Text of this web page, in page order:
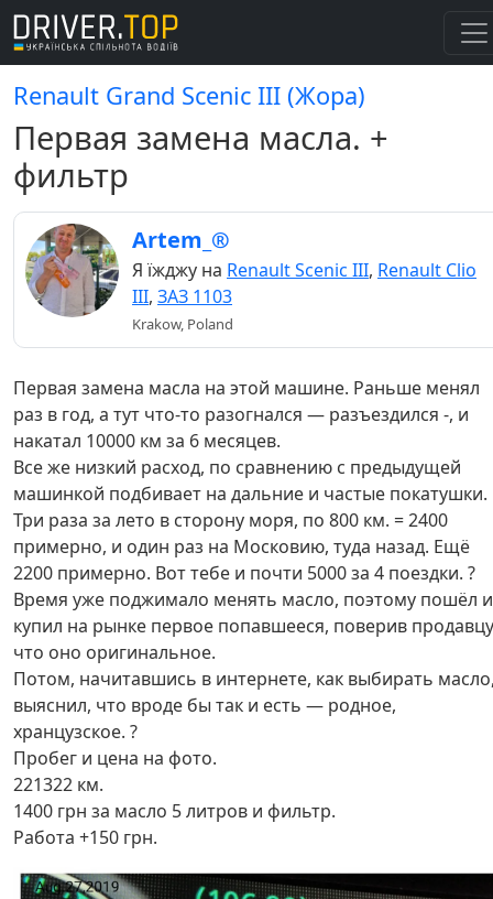
Renault Grand Scenic III (Жора)
Первая замена масла. +
фильтр
Artem_®
Я їжджу на Renault Scenic III, Renault Clio
III, ЗАЗ 1103
Krakow, Poland
Первая замена масла на этой машине. Раньше менял
раз в год, а тут что-то разогнался — разъездился -, и
накатал 10000 км за 6 месяцев.
Все же низкий расход, по сравнению с предыдущей
машинкой подбивает на дальние и частые покатушки.
Три раза за лето в сторону моря, по 800 км. = 2400
примерно, и один раз на Московию, туда назад. Ещё
2200 примерно. Вот тебе и почти 5000 за 4 поездки. ?
Время уже поджимало менять масло, поэтому пошёл и
купил на рынке первое попавшееся, поверив
что оно оригинальное.
Потом, начитавшись в интернете, как выбирать
выяснил, что вроде бы так и есть — родное,
хранцузское. ?
Пробег и цена на фото.
221322 км.
1400 грн за масло 5 литров и фильтр.
Работа +150 грн.